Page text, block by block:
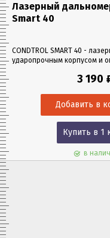
Лазерный
Smart 40
CONDTROL SMART 40 -
ударопрочным корпусом и
в любых условиях
помещениях на расстоянии
3 190
Купить в 1
в